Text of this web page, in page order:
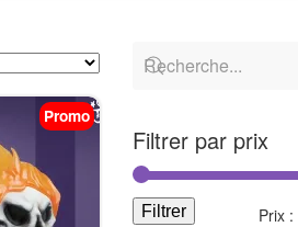
Promo
Filtrer par prix
Filtrer Prix :